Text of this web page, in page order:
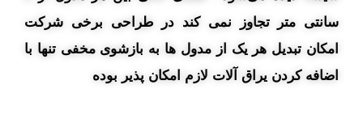
سانتی متر تجاوز نمی کند در طراحی برخی شرکت
امکان تبدیل هر یک از مدول ها به بازشوی مخفی تنها با
اضافه کردن یراق آلات لازم امکان پذیر بوده